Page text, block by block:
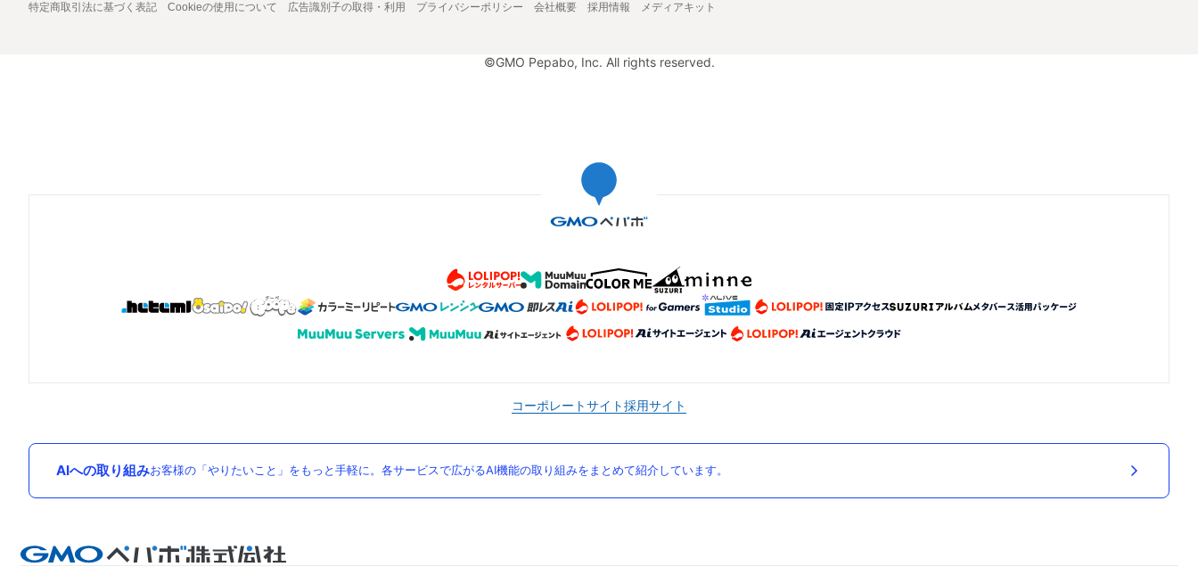
特定商取引法に基づく表記 Cookieの使用について 広告識別子の取得・利用 プライバシーポリシー 会社概要 採用情報 メディアキット
©GMO Pepabo, Inc. All rights reserved.
コーポレートサイト採用サイト
AIへの取り組みお客様の「やりたいこと」をもっと手軽に。各サービスで広がるAI機能の取り組みをまとめて紹介しています。